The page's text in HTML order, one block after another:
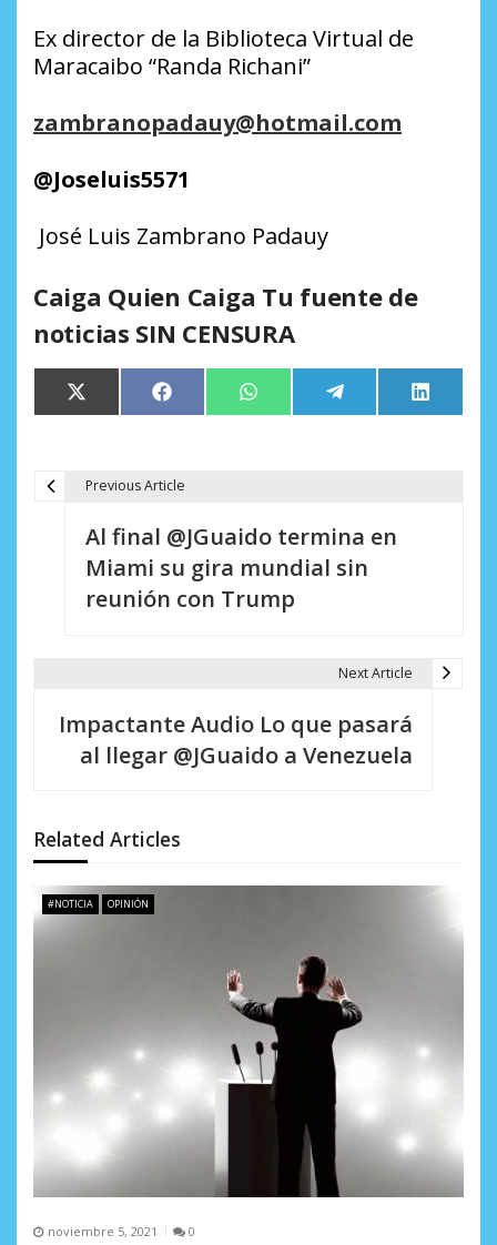
Ex director de la Biblioteca Virtual de
Maracaibo “Randa Richani”
zambranopadauy@hotmail.com
@Joseluis5571
José Luis Zambrano Padauy
Caiga Quien Caiga Tu fuente de
noticias SIN CENSURA
Compartir
en
X
(Twitter)
Compartir
en
Facebook Compartir
en
WhatsApp Compartir
en
Telegram
en
LinkedIn
ó
n
d
e
d
a
Previous Article
Al final @JGuaido termina en
Miami su gira mundial sin
reunión con Trump
Next Article
Impactante Audio Lo que pasará
al llegar @JGuaido a Venezuela
Related Articles
#NOTICIA OPINIÓN
noviembre 5, 2021 0